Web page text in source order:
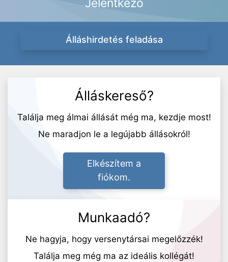
Jelentkező
Álláshirdetés feladása
Álláskereső?
Találja meg álmai állását még ma, kezdje most!
Ne maradjon le a legújabb állásokról!
Elkészítem a
fiókom.
Munkaadó?
Ne hagyja, hogy versenytársai megelőzzék!
Találja meg még ma az ideális kollégát!